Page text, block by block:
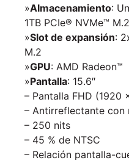
»Almacenamiento:
1TB PCIe® NVMe™ M.2
»Slot de expansión:
M.2
»GPU: AMD Radeon™
»Pantalla: 15.6″
– Pantalla FHD (1920
– Antirreflectante con
– 250 nits
– 45 % de NTSC
– Relación pantalla-